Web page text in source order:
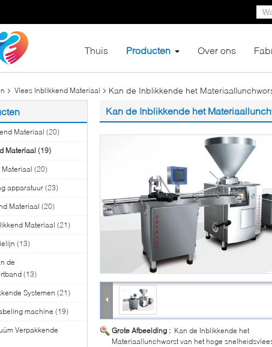
Thuis Producten Over ons
Vlees Inblikkend Materiaal Kan de Inblikkende het
Materiaal (20)
Materiaal (19)
Materiaal (20)
apparatuur (23)
Materiaal (20)
Materiaal (21)
(13)
de
(13)
Systemen (21)
machine (19)
Verpakkende
Kan de Inblikkende het
Grote Afbeelding : Kan de Inblikkende het
Materiaallunchworst van het hoge